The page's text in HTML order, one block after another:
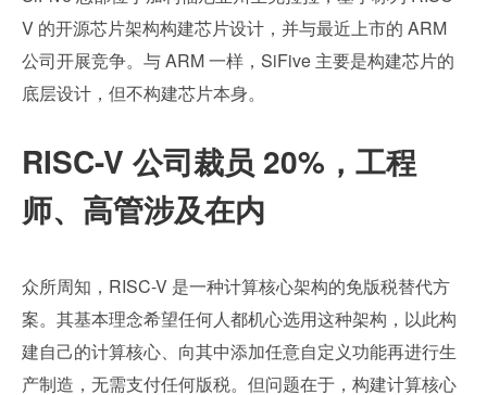
V 的开源芯片架构构建芯片设计，并与最近上市的 ARM
公司开展竞争。与 ARM 一样，SiFive 主要是构建芯片的
底层设计，但不构建芯片本身。
RISC-V 公司裁员 20%，工程
师、高管涉及在内
众所周知，RISC-V 是一种计算核心架构的免版税替代方
案。其基本理念希望任何人都机心选用这种架构，以此构
建自己的计算核心、向其中添加任意自定义功能再进行生
产制造，无需支付任何版税。但问题在于，构建计算核心